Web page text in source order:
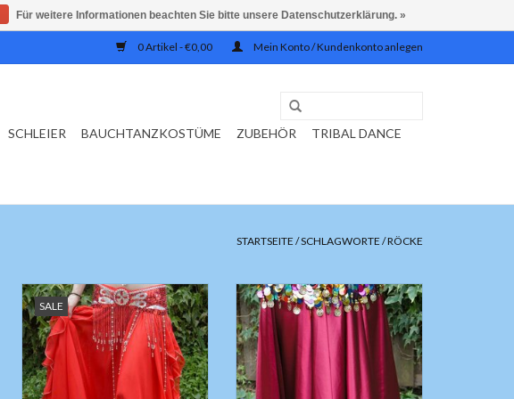
0 Artikel - €0,00 Mein Konto / Kundenkonto anlegen
SCHLEIER BAUCHTANZKOSTÜME ZUBEHÖR
TRIBAL DANCE
STARTSEITE /SCHLAGWORTE /RÖCKE
SALE
Rock mit Bänder, Seitenschlitzen
und zwei Lagen Stoff. In rot.
Größe; S/M
Länge ungefähr 95cm
Wunderschöner weiter Satinrock!
Länge ungefähr 97cm, ohne
Seitenschlitze.
ZUM WARENKORB HINZUFÜGEN
Für weitere Informationen beachten Sie bitte unsere Datenschutzerklärung. »